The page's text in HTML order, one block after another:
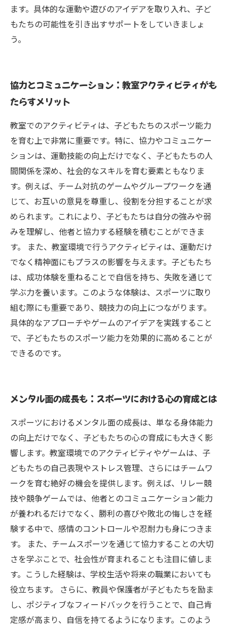
ます。具体的な運動や遊びのアイデアを取り入れ、子ど
もたちの可能性を引き出すサポートをしていきましょ
う。
協力とコミュニケーション：教室アクティビティがも
たらすメリット
教室でのアクティビティは、子どもたちのスポーツ能力
を育む上で非常に重要です。特に、協力やコミュニケー
ションは、運動技能の向上だけでなく、子どもたちの人
間関係を深め、社会的なスキルを育む要素ともなりま
す。例えば、チーム対抗のゲームやグループワークを通
じて、お互いの意見を尊重し、役割を分担することが求
められます。これにより、子どもたちは自分の強みや弱
みを理解し、他者と協力する経験を積むことができま
す。 また、教室環境で行うアクティビティは、運動だけ
でなく精神面にもプラスの影響を与えます。子どもたち
は、成功体験を重ねることで自信を持ち、失敗を通じて
学ぶ力を養います。このような体験は、スポーツに取り
組む際にも重要であり、競技力の向上につながります。
具体的なアプローチやゲームのアイデアを実践すること
で、子どもたちのスポーツ能力を効果的に高めることが
できるのです。
メンタル面の成長も：スポーツにおける心の育成とは
スポーツにおけるメンタル面の成長は、単なる身体能力
の向上だけでなく、子どもたちの心の育成にも大きく影
響します。教室環境でのアクティビティやゲームは、子
どもたちの自己表現やストレス管理、さらにはチームワ
ークを育む絶好の機会を提供します。例えば、リレー競
技や競争ゲームでは、他者とのコミュニケーション能力
が養われるだけでなく、勝利の喜びや敗北の悔しさを経
験する中で、感情のコントロールや忍耐力も身につきま
す。 また、チームスポーツを通じて協力することの大切
さを学ぶことで、社会性が育まれることも注目に値しま
す。こうした経験は、学校生活や将来の職業においても
役立ちます。 さらに、教員や保護者が子どもたちを励ま
し、ポジティブなフィードバックを行うことで、自己肯
定感が高まり、自信を持てるようになります。このよう